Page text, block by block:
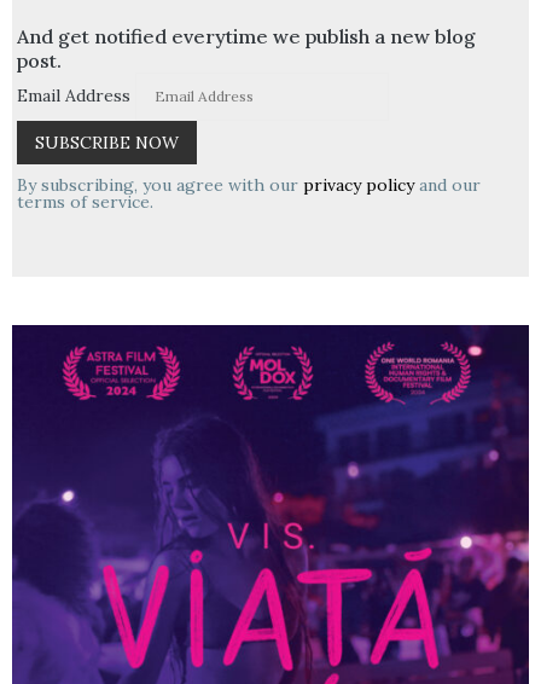
And get notified everytime we publish a new blog
post.
Email Address
By subscribing, you agree with our privacy policyand our
terms of service.